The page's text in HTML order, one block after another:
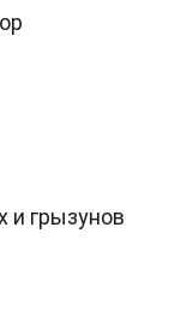
и грызунов